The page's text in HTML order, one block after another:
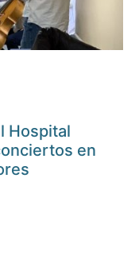
Hospital
en